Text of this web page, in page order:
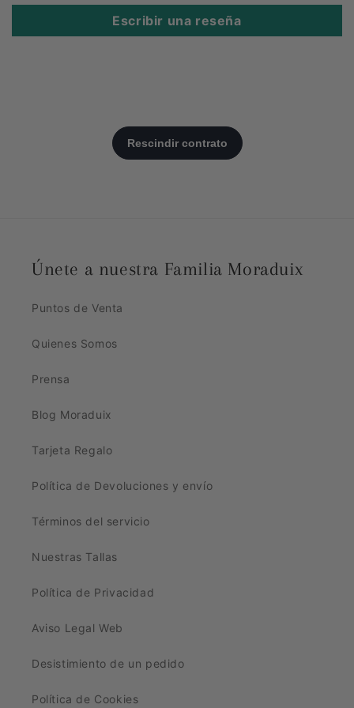
Escribir una reseña
Únete a nuestra Familia Moraduix
Puntos de Venta
Quienes Somos
Prensa
Blog Moraduix
Tarjeta Regalo
Política de Devoluciones y envío
Términos del servicio
Nuestras Tallas
Política de Privacidad
Aviso Legal Web
Desistimiento de un pedido
Política de Cookies